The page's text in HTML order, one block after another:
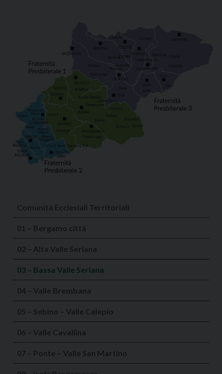
Comunità Ecclesiali Territoriali
01 – Bergamo città
02 – Alta Valle Seriana
03 – Bassa Valle Seriana
04 – Valle Brembana
05 – Sebino – Valle Calepio
06 – Valle Cavallina
07 – Ponte – Valle San Martino